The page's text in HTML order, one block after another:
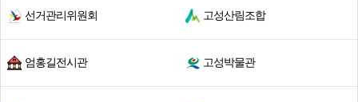
선거관리위원회 고성산림조합
엄홍길전시관 고성박물관